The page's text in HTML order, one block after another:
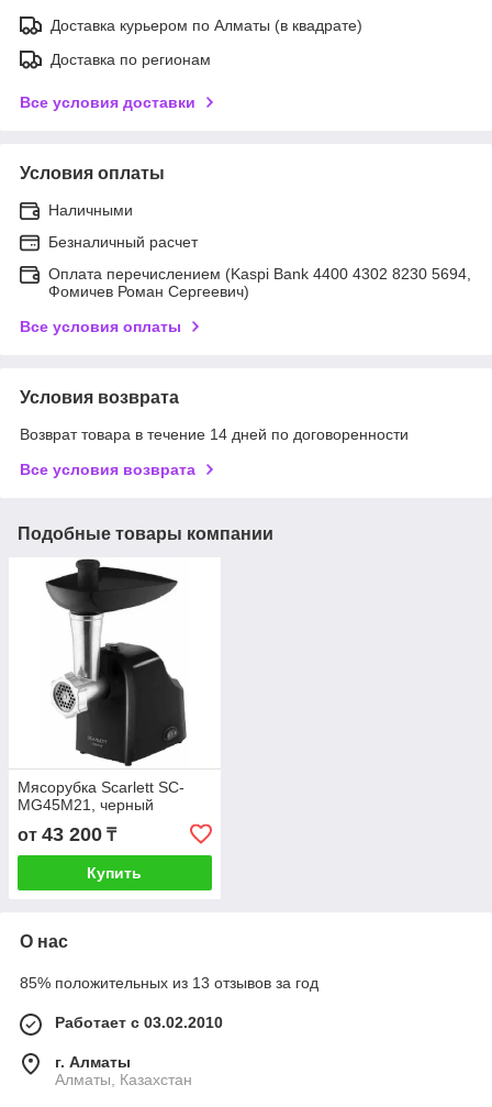
Доставка курьером по Алматы (в квадрате)
Доставка по регионам
Все условия доставки
Условия оплаты
Наличными
Безналичный расчет
Оплата перечислением (Kaspi Bank 4400 4302 8230 5694,
Фомичев Роман Сергеевич)
Все условия оплаты
Условия возврата
Возврат товара в течение 14 дней по договоренности
Все условия возврата
Подобные товары компании
Мясорубка Scarlett SC-
MG45M21, черный
от 43 200 ₸
Купить
О нас
85% положительных из 13 отзывов за год
Работает с 03.02.2010
г. Алматы
Алматы, Казахстан